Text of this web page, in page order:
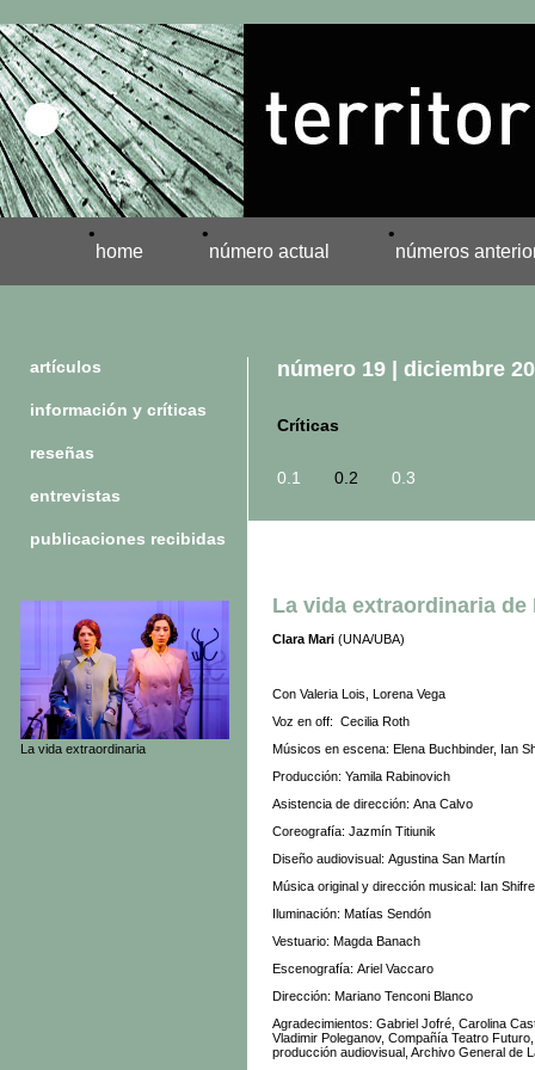
•
home
•
número actual
•
números
artículos
información y críticas
reseñas
entrevistas
publicaciones recibidas
La vida extraordinaria
número 19 | diciembre
Críticas
0.1 0.2 0.3
La vida extraordinaria de
Clara Mari (UNA/UBA)
Con Valeria Lois, Lorena Vega
Voz en off: Cecilia Roth
Músicos en escena: Elena Buchbinder, Ian
Producción: Yamila Rabinovich
Asistencia de dirección: Ana Calvo
Coreografía: Jazmín Titiunik
Diseño audiovisual: Agustina San Martín
Música original y dirección musical: Ian
Iluminación: Matías Sendón
Vestuario: Magda Banach
Escenografía: Ariel Vaccaro
Dirección: Mariano Tenconi Blanco
Agradecimientos: Gabriel Jofré, Carolina
Vladimir Poleganov, Compañía Teatro
producción audiovisual, Archivo General de